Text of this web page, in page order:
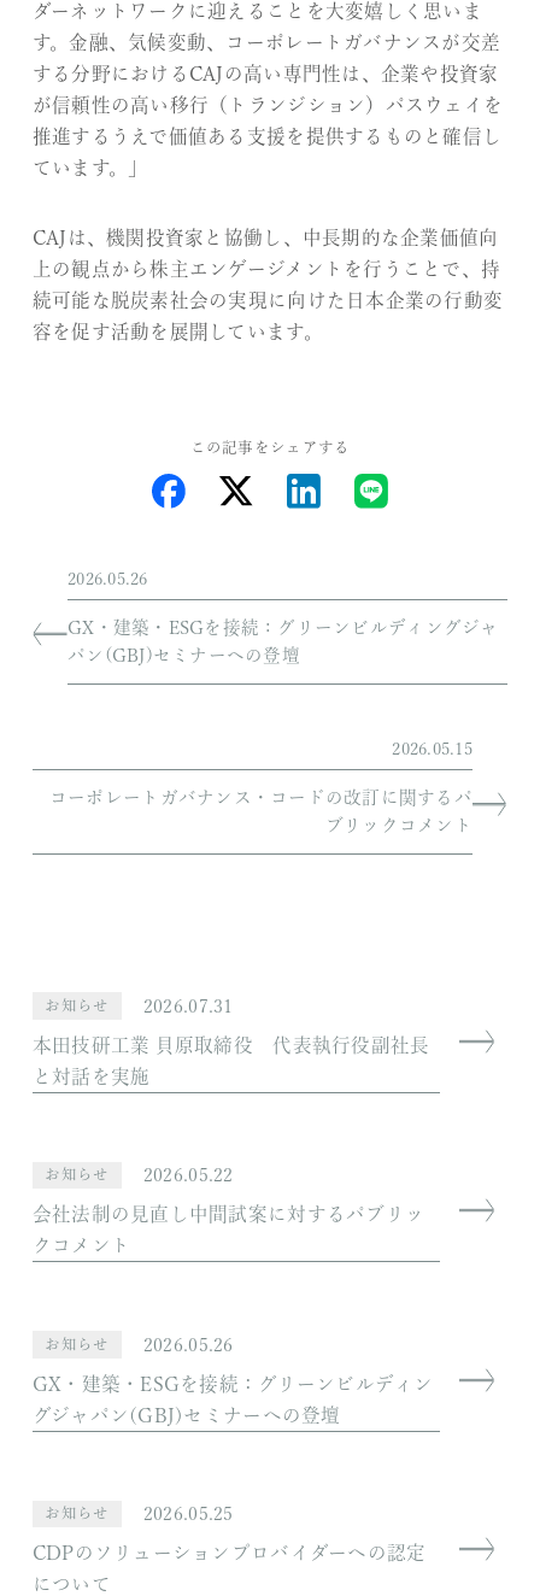
ダーネットワークに迎えることを大変嬉しく思いま
す。金融、気候変動、コーポレートガバナンスが交差
する分野におけるCAJの高い専門性は、企業や投資家
が信頼性の高い移行（トランジション）パスウェイを
推進するうえで価値ある支援を提供するものと確信し
ています。」
CAJは、機関投資家と協働し、中長期的な企業価値向
上の観点から株主エンゲージメントを行うことで、持
続可能な脱炭素社会の実現に向けた日本企業の行動変
容を促す活動を展開しています。
この記事をシェアする
2026.05.26
GX・建築・ESGを接続：グリーンビルディングジャ
パン(GBJ)セミナーへの登壇
2026.05.15
コーポレートガバナンス・コードの改訂に関するパ
ブリックコメント
お知らせ 2026.07.31
本田技研工業 貝原取締役 代表執行役副社長
と対話を実施
お知らせ 2026.05.22
会社法制の見直し中間試案に対するパブリッ
クコメント
お知らせ 2026.05.26
GX・建築・ESGを接続：グリーンビルディン
グジャパン(GBJ)セミナーへの登壇
お知らせ 2026.05.25
CDPのソリューションプロバイダーへの認定
について